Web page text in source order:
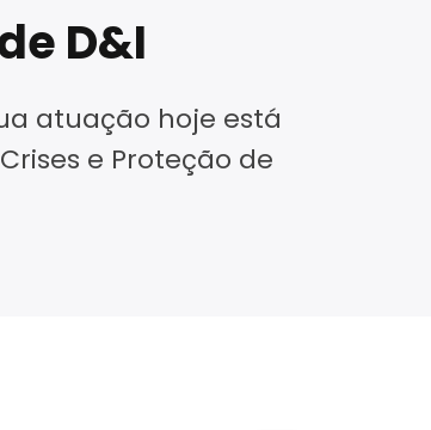
D&I
atuação hoje está
e Proteção de